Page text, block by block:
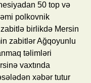
50 top və
polkovnik
zabitlə birlikdə Mersin
zabitlər Ağqoyunlu
təlimləri
vaxtında
xəbər tutur